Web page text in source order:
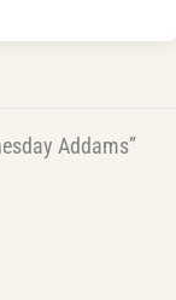
Addams”